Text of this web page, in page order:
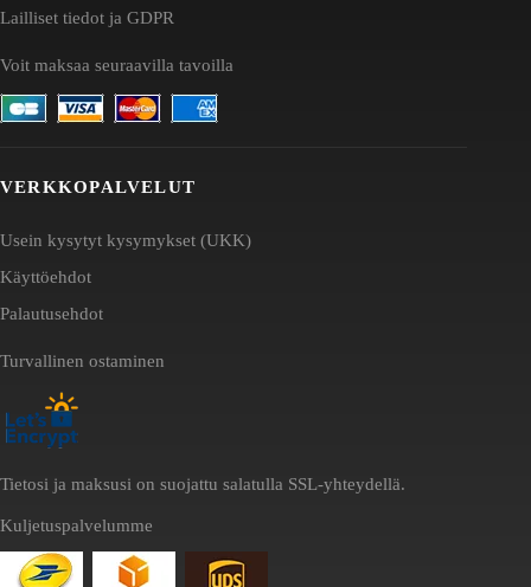
Lailliset tiedot ja GDPR
Voit maksaa seuraavilla tavoilla
VERKKOPALVELUT
Usein kysytyt kysymykset (UKK)
Käyttöehdot
Palautusehdot
Turvallinen ostaminen
Tietosi ja maksusi on suojattu salatulla SSL-yhteydellä.
Kuljetuspalvelumme